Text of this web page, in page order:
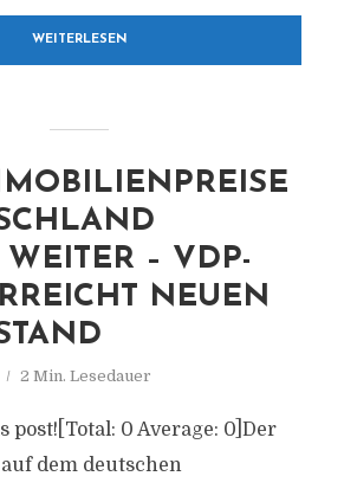
WEITERLESEN
WEITER – VDP-
NEUEN
2 Min. Lesedauer
post![Total: 0 Average: 0]Der
dem deutschen